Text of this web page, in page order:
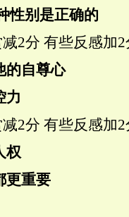
性别 是正确的
减2分 有些反感加2
的自尊心
力
减2分 有些反感加2
权
更重要